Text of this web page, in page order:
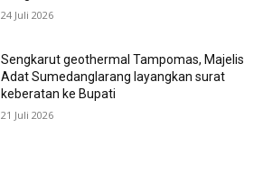
24 Juli 2026
Sengkarut geothermal Tampomas, Majelis
Adat Sumedanglarang layangkan surat
keberatan ke Bupati
21 Juli 2026